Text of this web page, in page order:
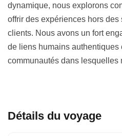
dynamique, nous explorons
offrir des expériences hors des
clients. Nous avons un fort
de liens humains authentiques
communautés dans lesquelles
Détails du voyage